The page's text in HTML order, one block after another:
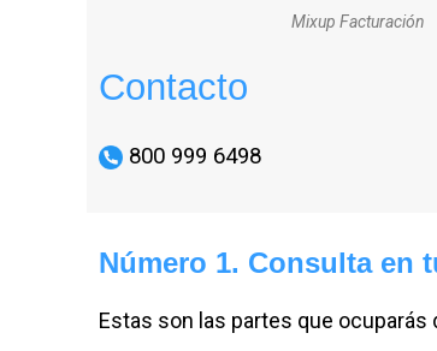
Mixup Facturación
Contacto
800 999 6498
Número 1. Consulta en
Estas son las partes que ocuparás